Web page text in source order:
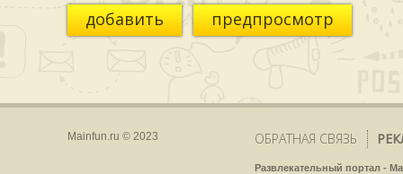
добавить предпросмотр
Mainfun.ru © 2023 ОБРАТНАЯ СВЯЗЬ
Развлекательный портал -